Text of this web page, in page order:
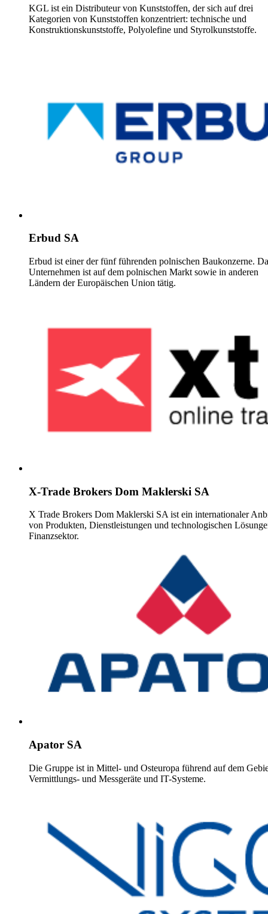
KGL ist ein Distributeur von Kunststoffen, der sich auf drei
Kategorien von Kunststoffen konzentriert: technische und
Konstruktionskunststoffe, Polyolefine und Styrolkunststoffe.
Erbud SA
Erbud ist einer der fünf führenden polnischen Baukonzerne.
Unternehmen ist auf dem polnischen Markt sowie in anderen
Ländern der Europäischen Union tätig.
X-Trade Brokers Dom Maklerski SA
X Trade Brokers Dom Maklerski SA ist ein internationaler
von Produkten, Dienstleistungen und technologischen
Finanzsektor.
Apator SA
Die Gruppe ist in Mittel- und Osteuropa führend auf dem
Vermittlungs- und Messgeräte und IT-Systeme.